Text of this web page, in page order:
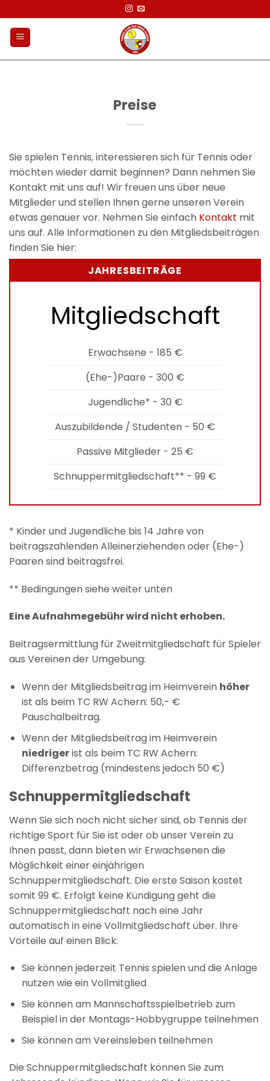
Inhalt
springen
Preise
Sie spielen Tennis, interessieren sich für Tennis oder
möchten wieder damit beginnen? Dann nehmen Sie
Kontakt mit uns auf! Wir freuen uns über neue
Mitglieder und stellen Ihnen gerne unseren Verein
etwas genauer vor. Nehmen Sie einfach Kontakt mit
uns auf. Alle Informationen zu den Mitgliedsbeiträgen
finden Sie hier:
JAHRESBEITRÄGE
Mitgliedschaft
Erwachsene - 185 €
(Ehe-)Paare - 300 €
Jugendliche* - 30 €
Auszubildende / Studenten - 50 €
Passive Mitglieder - 25 €
Schnuppermitgliedschaft** - 99 €
* Kinder und Jugendliche bis 14 Jahre von
beitragszahlenden Alleinerziehenden oder (Ehe-)
Paaren sind beitragsfrei.
** Bedingungen siehe weiter unten
Eine Aufnahmegebühr wird nicht erhoben.
Beitragsermittlung für Zweitmitgliedschaft für Spieler
aus Vereinen der Umgebung:
Wenn der Mitgliedsbeitrag im Heimverein höher
ist als beim TC RW Achern: 50,- €
Pauschalbeitrag.
Wenn der Mitgliedsbeitrag im Heimverein
niedrigerist als beim TC RW Achern:
Differenzbetrag (mindestens jedoch 50 €)
Schnuppermitgliedschaft
Wenn Sie sich noch nicht sicher sind, ob Tennis der
richtige Sport für Sie ist oder ob unser Verein zu
Ihnen passt, dann bieten wir Erwachsenen die
Möglichkeit einer einjährigen
Schnuppermitgliedschaft. Die erste Saison kostet
somit 99 €. Erfolgt keine Kündigung geht die
Schnuppermitgliedschaft nach eine Jahr
automatisch in eine Vollmitgliedschaft über. Ihre
Vorteile auf einen Blick:
Sie können jederzeit Tennis spielen und die Anlage
nutzen wie ein Vollmitglied
Sie können am Mannschaftsspielbetrieb zum
Beispiel in der Montags-Hobbygruppe teilnehmen
Sie können am Vereinsleben teilnehmen
Die Schnuppermitgliedschaft können Sie zum